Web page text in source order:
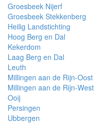
Groesbeek Nijerf
Groesbeek Stekkenberg
Heilig Landstichting
Hoog Berg en Dal
Kekerdom
Laag Berg en Dal
Leuth
Millingen aan de Rijn-Oost
Millingen aan de Rijn-West
Ooij
Persingen
Ubbergen